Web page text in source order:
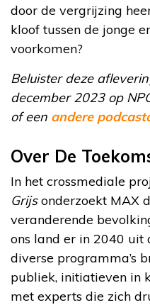
door de vergrijzing
kloof tussen de jonge
voorkomen?
Beluister deze
december 2023 op
of een andere
Over De
In het crossmediale
Grijsonderzoekt MAX
veranderende
ons land er in 2040 uit
diverse programma’s
publiek, initiatieven in
met experts die zich